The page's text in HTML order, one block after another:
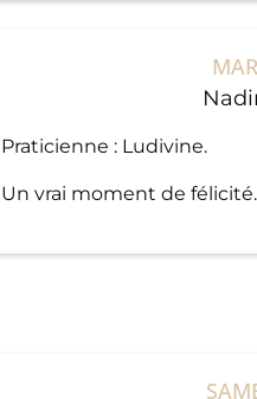
Praticienne : Ludivine.
Un vrai moment de félicité.